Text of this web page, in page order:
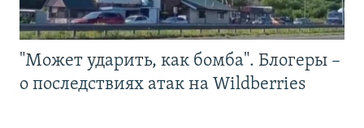
"Может ударить, как бомба". Блогеры –
о последствиях атак на Wildberries